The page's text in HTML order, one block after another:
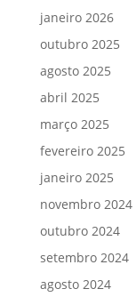
janeiro 2026
outubro 2025
agosto 2025
abril 2025
março 2025
fevereiro 2025
janeiro 2025
novembro 2024
outubro 2024
setembro 2024
agosto 2024